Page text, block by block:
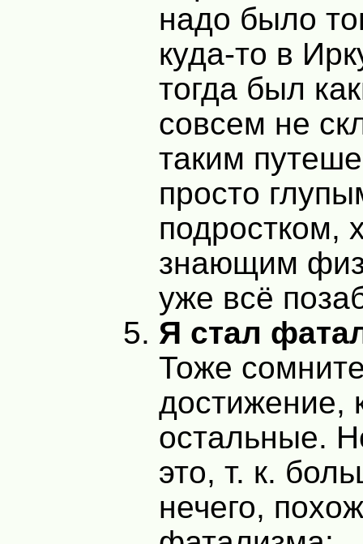
надо было
куда-то в
тогда был
совсем не
таким
просто
подростком,
знающим
уже всё
Я стал
Тоже
достижение,
остальные.
это, т. к.
нечего,